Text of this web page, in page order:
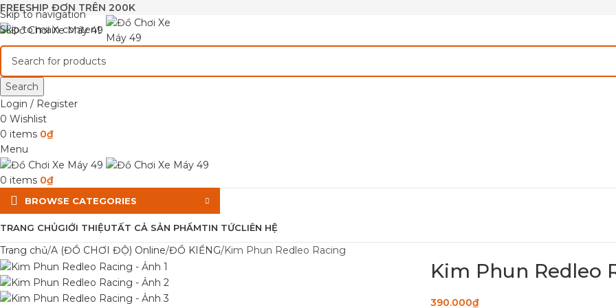
Skip to navigation
Skip to main content
FREESHIP ĐƠN TRÊN 200K
Search
Login / Register
0 Wishlist
0 items 0₫
Menu
0 items 0₫
BROWSE CATEGORIES
TRANG CHỦGIỚI THIỆUTẤT CẢ SẢN PHẨMTIN TỨCLIÊN HỆ
Trang chủ A (ĐỒ CHƠI ĐỘ) Online ĐỒ KIỂNG Kim Phun Redleo Racing
Kim Phun Redleo
390.000₫